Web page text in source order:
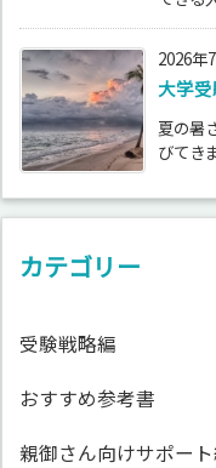
2026年
大学
夏の暑
びてき
カテゴリー
受験戦略編
おすすめ参考書
親御さん向けサポー